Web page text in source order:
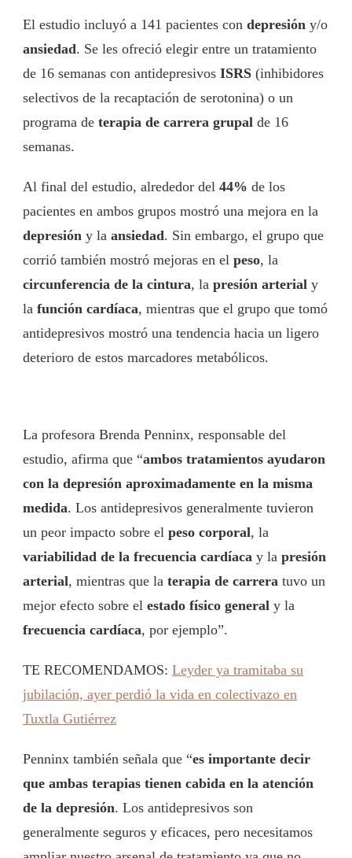
El estudio incluyó a 141 pacientes con depresión y/o
ansiedad. Se les ofreció elegir entre un tratamiento
de 16 semanas con antidepresivos ISRS (inhibidores
selectivos de la recaptación de serotonina) o un
programa de terapia de carrera grupal de 16
semanas.
Al final del estudio, alrededor del 44% de los
pacientes en ambos grupos mostró una mejora en la
depresión y la ansiedad. Sin embargo, el grupo que
corrió también mostró mejoras en el peso, la
circunferencia de la cintura, la presión arterial y
la función cardíaca, mientras que el grupo que tomó
antidepresivos mostró una tendencia hacia un ligero
deterioro de estos marcadores metabólicos.
La profesora Brenda Penninx, responsable del
estudio, afirma que “ambos tratamientos ayudaron
con la depresión aproximadamente en la misma
medida. Los antidepresivos generalmente tuvieron
un peor impacto sobre el peso corporal, la
variabilidad de la frecuencia cardíaca y la presión
arterial, mientras que la terapia de carrera tuvo un
mejor efecto sobre el estado físico general y la
frecuencia cardíaca, por ejemplo”.
TE RECOMENDAMOS: Leyder ya tramitaba su
jubilación, ayer perdió la vida en colectivazo en
Tuxtla Gutiérrez
Penninx también señala que “es importante decir
que ambas terapias tienen cabida en la atención
de la depresión. Los antidepresivos son
generalmente seguros y eficaces, pero necesitamos